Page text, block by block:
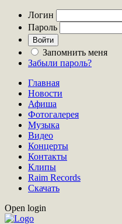
Логин
Пароль
Запомнить меня
Забыли пароль?
Главная
Новости
Афиша
Фотогалерея
Музыка
Видео
Концерты
Контакты
Клипы
Raim Records
Скачать
Open login